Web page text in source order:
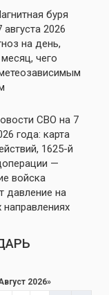
буря
августа 2026
на день,
чего
СВО на 7
года: карта
1625-й
—
войска
давление на
2026»